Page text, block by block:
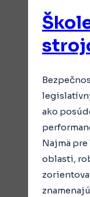
ako
Najmä
oblasti,